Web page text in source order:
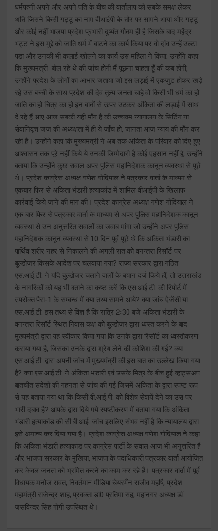
धर्मपत्नी अपने और अपने पति के बीच की वार्तालाप को सबके समक्ष लेकर
अति जिसने किसी गट्टू का नाम वीआईपी के तौर पर सामने आया और गट्टू
और कोई नहीं भाजपा प्रदेश प्रभारी दुष्यंत गौतम ही है जिसके बाद महेंद्र
भट्ट ने इस मुद्दे को जाति धर्म में बाटने का कार्य किया पर वो दांव उन्हें उल्टा
पड़ा और उनकी भी कलाई खोलने का कार्य उस महिला ने किया, उन्होंने कहा
कि मुख्यमंत्री बोल रहे थे की जांच होगी मैं पूछना चाहता हूँ की कब होगी,
उन्होंने प्रदेश के लोगों का आभार जताया जो इस लड़ाई में एकजुट होकर खड़े
रहे उस बच्ची के साथ प्रदेश की देव तुल्य जनता चाहे वो किसी भी धर्म का हो
जाति का हो चित्र का हो इन बातों से ऊपर उठकर अंकिता की लड़ाई में साथ
दे रहे हैं आए आज सबकी यही माँग है की उच्चतम न्यायालय के सिटिंग या
सेवानिवृत्त जज की अध्यक्षता में ही ये जाँच हो, जानता आज न्याय की माँग कर
रही है। उन्होंने कहा कि मुख्यमंत्री ने अब तक अंकिता के परिवार को दिए हुए
आश्वासन तक पूरे नहीं किये ये उनकी जिम्मेदारी है कोई एहसान नहीं है, उन्होंने
बताया कि उन्होंने कुछ सवाल अपर पुलिस महानिदेशक कानून व्यवस्था से पूछे
थे। प्रदेश कांग्रेस अध्यक्ष गणेश गोदियाल ने पत्रकार वार्ता के माध्यम से
एकबार फिर से अंकिता भंडारी हत्याकांड में शामिल वीआईपी के खिलाफ
कार्रवाई किये जाने की मांग की। प्रदेश कांग्रेस अध्यक्ष गणेश गोदियाल ने
एक बार फिर से पत्रकार वार्ता के माध्यम से अपर पुलिस महानिदेशक कानून
व्यवस्था से उन अनुत्तरित सवालों का जवाब मांगा जो उन्होंने अपर पुलिस
महानिदेशक कानून व्यवस्था से 10 दिन पूर्व पूछे थे कि अंकिता भंडारी का
पार्थिव शरीर नहर से निकालने की अगली रात को वनन्तरा रिसॉर्ट पर
बुल्डोजर किसके आदेश पर चलवाया गया? राज्य सरकार द्वारा गठित
एस.आई.टी. ने यदि बुल्डोजर चलाने वालों के बयान दर्ज किये हों, तो उत्तराखंड
के नागरिकों को यह भी बताने का कष्ट करें कि एस.आई.टी. की रिपोर्ट में
उपरोक्त पैरा-1 के सम्बन्ध में क्या तथ्य सामने आये? क्या जांच ऐजेंसी या
एस.आई.टी. इस तथ्य से विज्ञ है कि रात्रि 2ः30 बजे अंकिता भंडारी के
वनन्तरा रिसॉर्ट स्थित निवास कक्ष को बुल्डोजर द्वारा ध्वस्त करने के बाद
मुख्यमंत्री द्वारा यह स्वीकार किया गया कि उनके द्वारा रिसॉर्ट का ध्वस्तीकरण
कराया गया है, जिसका उनके द्वारा श्रेय लेने की कोशिश की गई? क्या
एस.आई.टी. द्वारा अपनी जांच में मुख्यमंत्री की इस बात का उल्लेख किया गया
है? क्या एस.आई.टी. ने अंकिता भंडारी एवं उसके मित्र के बीच हुई व्हाट्सअप
बातचीत संदेशों की गहनता से जांच की गई जिसमें अंकिता के द्वारा स्पष्ट रूप
से यह बताया गया था कि किसी वी.आई.पी. को विशेष सेवायें देने का उस पर
भारी दबाव है? आपके द्वारा दिये गये स्पष्टीकरण में बताया गया कि अंकिता
भंडारी हत्याकांड की सी.बी.आई. जांच इसलिए संभव नहीं है कि न्यायालय द्वारा
इसे अमान्य कर दिया गया है। प्रदेश कांग्रेस अध्यक्ष गणेश गोदियाल ने कहा
कि अंकिता भंडारी हत्याकांड पर कांग्रेस पार्टी के सवाल आज भी अनुत्तरित हैं
और भाजपा सरकार के मुखिया, भाजपा के पदाधिकारी पत्रकार वार्ता आयोजित
कर केवल जनता को भ्रमित करने का काम कर रहे हैं। पत्रकार वार्ता में पूर्व
विधायक मनोज रावत, निवर्तमान मीडिया चेयरमैंन राजीव महर्षि, प्रदेश
महामंत्री राजेन्द्र शाह, प्रवक्ता डॉ0 प्रतिमा सह, महानगर अध्यक्ष डॉ.
जसविन्दर सिंह गोगी उपस्थित थे।